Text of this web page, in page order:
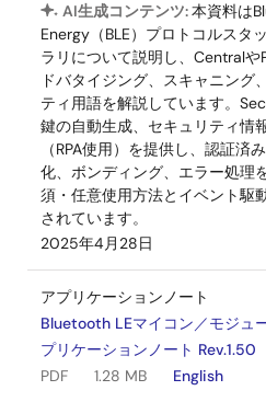
AI生成コンテンツ:本資料は
Energy（BLE）プロトコルスタ
ラリについて説明し、Central
ドバタイジング、スキャニング
ティ用語を解説しています。
鍵の自動生成、セキュリティ情
（RPA使用）を提供し、認証済
化、ボンディング、エラー処理
須・任意使用方法とイベント駆
されています。
2025年4月28日
アプリケーションノート
Bluetooth LEマイコン／モジュ
プリケーションノート Rev.1.50
PDF
1.28 MB
English